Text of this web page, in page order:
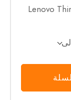
Lenovo